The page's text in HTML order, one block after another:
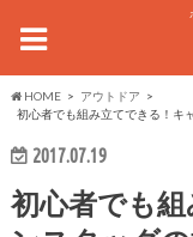
HOME
アウトドア
初心者でも組み立てできる！キ
2017.07.19
初心者でも